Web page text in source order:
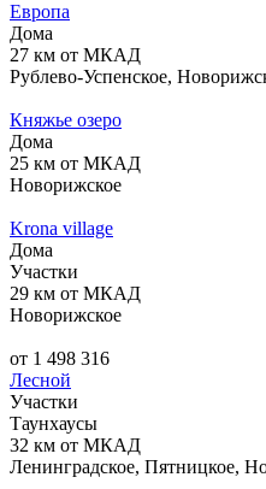
Европа
Дома
27 км от МКАД
Рублево-Успенское,
Княжье озеро
Дома
25 км от МКАД
Новорижское
Krona village
Дома
Участки
29 км от МКАД
Новорижское
от 1 498 316
Лесной
Участки
Таунхаусы
32 км от МКАД
Ленинградское, Пятницкое,